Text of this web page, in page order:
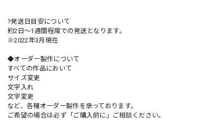
?発送日目安について
約2日〜1週間程度での発送となります。
※2022年3月現在
◆オーダー製作について
すべての作品において
サイズ変更
文字入れ
文字変更
など、各種オーダー製作を承っております。
ご希望の場合は必ず「ご購入前に」ご相談ください。